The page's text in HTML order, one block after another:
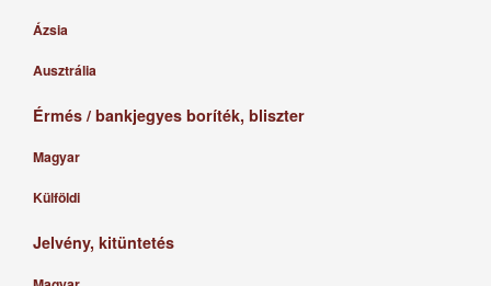
Ázsia
Ausztrália
Érmés / bankjegyes boríték, bliszter
Magyar
Külföldi
Jelvény, kitüntetés